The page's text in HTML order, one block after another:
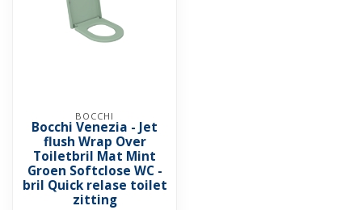
BOCCHI
Bocchi Venezia - Jet
flush Wrap Over
Toiletbril Mat Mint
Groen Softclose WC -
bril Quick relase toilet
zitting